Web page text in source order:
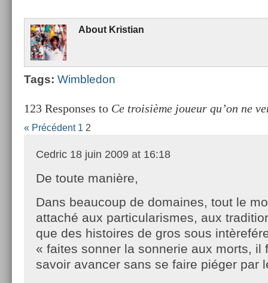
About Kris­tian
Tags: Wimbledon
123 Responses to Ce troisième joueur qu’on ne
« Précédent 1 2
Cedric 18 juin 2009 at 16:18
De toute manière,
Dans beaucoup de domaines, tout le
attaché aux particularismes, aux
que des histoires de gros sous
« faites sonner la sonnerie aux morts, il
savoir avancer sans se faire piéger par